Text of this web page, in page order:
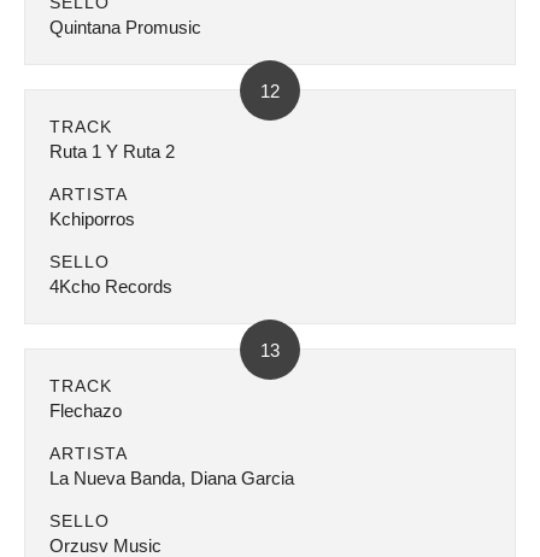
Quintana Promusic
12
TRACK
Ruta 1 Y Ruta 2
ARTISTA
Kchiporros
SELLO
4Kcho Records
13
TRACK
Flechazo
ARTISTA
La Nueva Banda, Diana Garcia
SELLO
Orzusv Music